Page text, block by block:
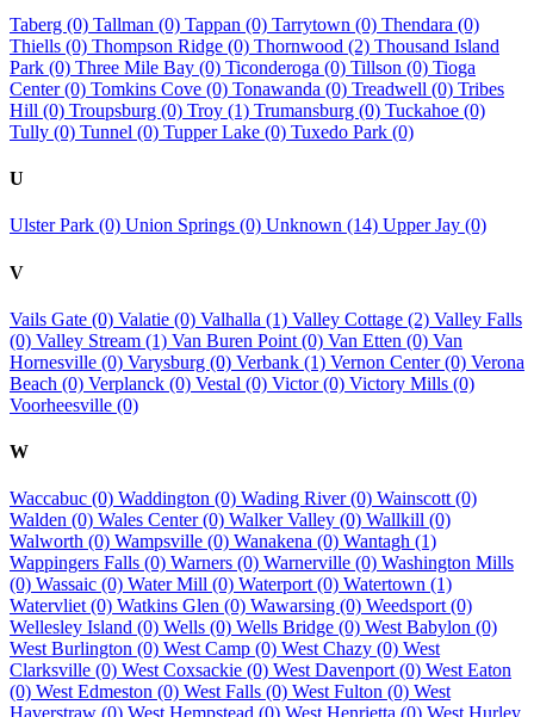
Taberg (0) Tallman (0) Tappan (0) Tarrytown (0) Thendara (0)
Thiells (0) Thompson Ridge (0) Thornwood (2) Thousand Island
Park (0) Three Mile Bay (0) Ticonderoga (0) Tillson (0) Tioga
Center (0) Tomkins Cove (0) Tonawanda (0) Treadwell (0) Tribes
Hill (0) Troupsburg (0) Troy (1) Trumansburg (0) Tuckahoe (0)
Tully (0) Tunnel (0) Tupper Lake (0) Tuxedo Park (0)
U
Ulster Park (0) Union Springs (0) Unknown (14) Upper Jay (0)
V
Vails Gate (0) Valatie (0) Valhalla (1) Valley Cottage (2) Valley Falls
(0) Valley Stream (1) Van Buren Point (0) Van Etten (0) Van
Hornesville (0) Varysburg (0) Verbank (1) Vernon Center (0) Verona
Beach (0) Verplanck (0) Vestal (0) Victor (0) Victory Mills (0)
Voorheesville (0)
W
Waccabuc (0) Waddington (0) Wading River (0) Wainscott (0)
Walden (0) Wales Center (0) Walker Valley (0) Wallkill (0)
Walworth (0) Wampsville (0) Wanakena (0) Wantagh (1)
Wappingers Falls (0) Warners (0) Warnerville (0) Washington Mills
(0) Wassaic (0) Water Mill (0) Waterport (0) Watertown (1)
Watervliet (0) Watkins Glen (0) Wawarsing (0) Weedsport (0)
Wellesley Island (0) Wells (0) Wells Bridge (0) West Babylon (0)
West Burlington (0) West Camp (0) West Chazy (0) West
Clarksville (0) West Coxsackie (0) West Davenport (0) West Eaton
(0) West Edmeston (0) West Falls (0) West Fulton (0) West